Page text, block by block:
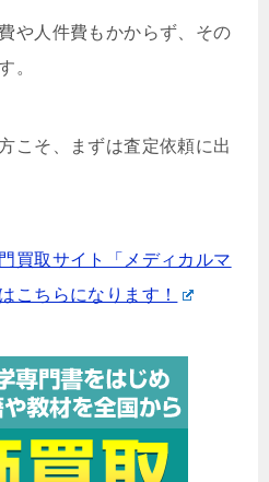
や人件費もかからず、その
。
こそ、まずは査定依頼に出
買取サイト「メディカルマ
こちらになります！